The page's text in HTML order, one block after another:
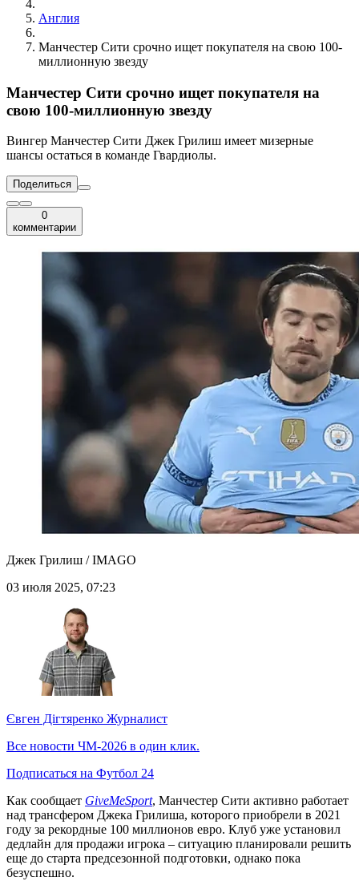
Англия
Манчестер Сити срочно ищет покупателя на свою 100-
миллионную звезду
Манчестер Сити срочно ищет покупателя на
свою 100-миллионную звезду
Вингер Манчестер Сити Джек Грилиш имеет мизерные
шансы остаться в команде Гвардиолы.
Поделиться
0
комментарии
Джек Грилиш / IMAGO
03 июля 2025, 07:23
Євген Дігтяренко Журналист
Все новости ЧМ-2026 в один клик.
Подписаться на Футбол 24
Как сообщает GiveMeSport, Манчестер Сити активно работает
над трансфером Джека Грилиша, которого приобрели в 2021
году за рекордные 100 миллионов евро. Клуб уже установил
дедлайн для продажи игрока – ситуацию планировали решить
еще до старта предсезонной подготовки, однако пока
безуспешно.